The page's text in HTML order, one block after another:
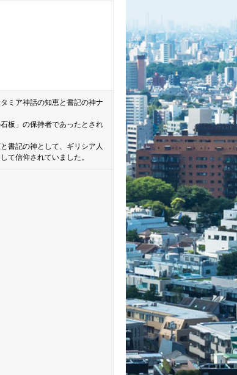
ミア神話の知恵と書記の神ナ
板」の保持者であったとされ
書記の神として、ギリシア人
て信仰されていました。